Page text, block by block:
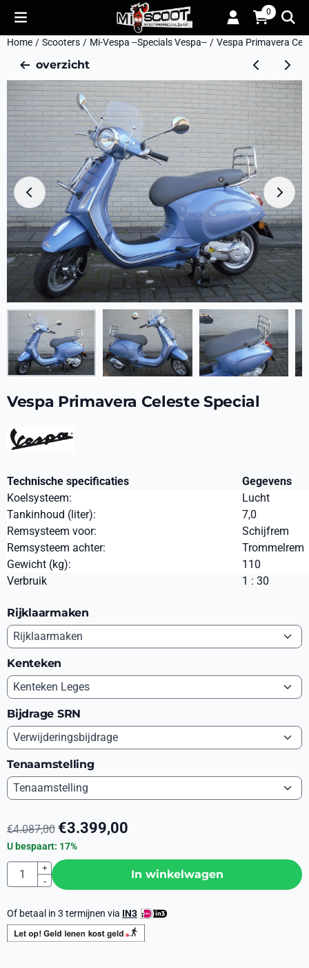
Cookievoorkeuren zijn momenteel gesloten. 0
Home / Scooters / Mi-Vespa --Specials Vespa-- / Vespa Primavera
overzicht
Vespa Primavera Celeste Special
Technische specificaties
Gegevens
Koelsysteem:
Lucht
Tankinhoud (liter):
7,0
Remsysteem voor:
Schijfrem
Remsysteem achter:
Trommelrem
Gewicht (kg):
110
Verbruik
1 : 30
Rijklaarmaken
Kenteken
Bijdrage SRN
Tenaamstelling
€4.087,00 €3.399,00
U bespaart: 17%
Aantal
+
-
In winkelwagen
Of betaal in 3 termijnen via IN3